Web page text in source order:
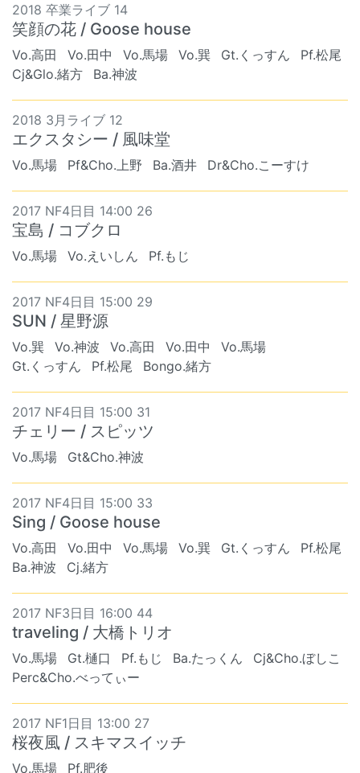
2018 卒業ライブ 14
笑顔の花 / Goose house
Vo.高田 Vo.田中 Vo.馬場 Vo.巽 Gt.くっすん
Pf.松尾
Cj&Glo.緒方
Ba.神波
2018 3月ライブ 12
エクスタシー / 風味堂
Vo.馬場 Pf&Cho.上野 Ba.酒井 Dr&Cho.こーすけ
2017 NF4日目 14:00 26
宝島 / コブクロ
Vo.馬場 Vo.えいしん Pf.もじ
2017 NF4日目 15:00 29
SUN / 星野源
Vo.巽 Vo.神波 Vo.高田 Vo.田中
Vo.馬場
Gt.くっすん
Pf.松尾 Bongo.緒方
2017 NF4日目 15:00 31
チェリー / スピッツ
Vo.馬場 Gt&Cho.神波
2017 NF4日目 15:00 33
Sing / Goose house
Vo.高田 Vo.田中 Vo.馬場 Vo.巽 Gt.くっすん
Pf.松尾
Ba.神波
Cj.緒方
2017 NF3日目 16:00 44
traveling / 大橋トリオ
Vo.馬場 Gt.樋口 Pf.もじ Ba.たっくん
Cj&Cho.ぼしこ
Perc&Cho.べってぃー
2017 NF1日目 13:00 27
桜夜風 / スキマスイッチ
Vo.馬場 Pf.肥後